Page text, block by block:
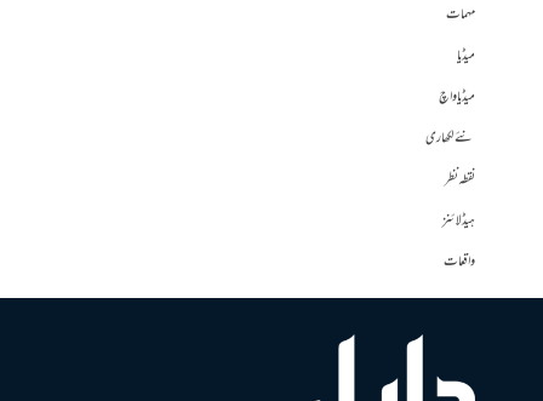
مہمات
میڈیا
میڈیا واچ
نئے لکھاری
نقطہ نظر
ہیڈلائنز
واقعات